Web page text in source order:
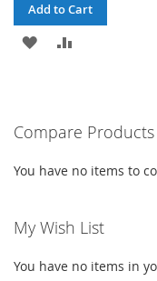
Add to Cart
ADD
LIST
Compare Products
You have no items to
My Wish List
You have no items in